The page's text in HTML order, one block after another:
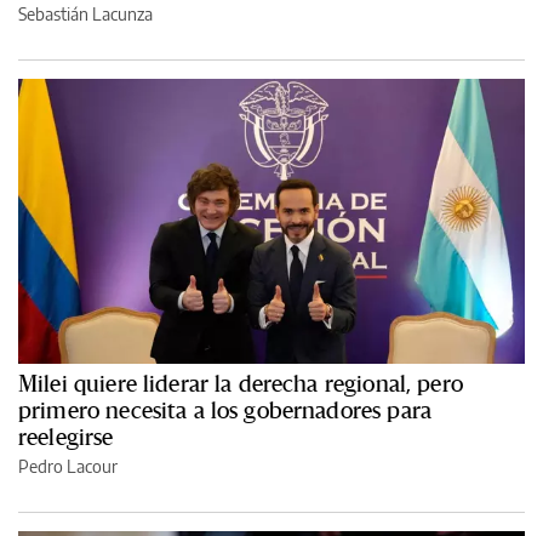
Sebastián Lacunza
Milei quiere liderar la derecha regional, pero
primero necesita a los gobernadores para
reelegirse
Pedro Lacour